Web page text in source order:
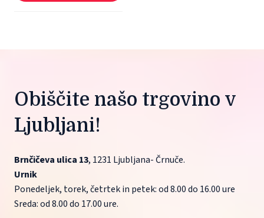
Obiščite našo trgovino v
Ljubljani!
Brnčičeva ulica 13, 1231 Ljubljana- Črnuče.
Urnik
Ponedeljek, torek, četrtek in petek: od 8.00 do 16.00 ure
Sreda: od 8.00 do 17.00 ure.